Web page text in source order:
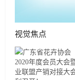
视觉焦点